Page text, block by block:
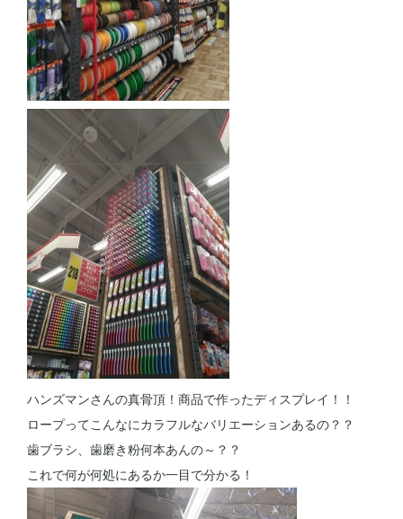
ハンズマンさんの真骨頂！商品で作ったディスプレイ！！
ロープってこんなにカラフルなバリエーションあるの？？
歯ブラシ、歯磨き粉何本あんの～？？
これで何が何処にあるか一目で分かる！